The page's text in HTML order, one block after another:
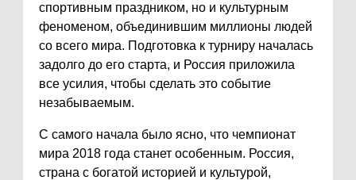
спортивным праздником, но и культурным
феноменом, объединившим миллионы людей
со всего мира. Подготовка к турниру началась
задолго до его старта, и Россия приложила
все усилия, чтобы сделать это событие
незабываемым.
С самого начала было ясно, что чемпионат
мира 2018 года станет особенным. Россия,
страна с богатой историей и культурой,